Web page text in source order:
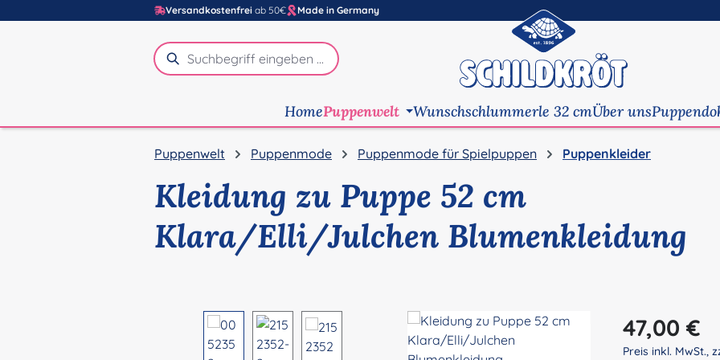
Hauptinhalt springen
Zur Suche springen
Zur Hauptnavigation springen
Versandkostenfrei ab 50€ Made in Germany
HomePuppenwelt Wunschschlummerle 32 cmÜber uns
Puppenwelt Puppenmode Puppenmode für Spielpuppen Puppenkleider
Kleidung zu Puppe 52 cm
Klara/Elli/Julchen Blumenkleidung
Regulärer Preis:
47,00 €
Preis inkl. MwSt.,